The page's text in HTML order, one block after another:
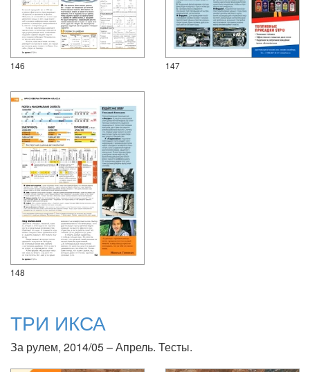
146 147
148
ТРИ ИКСА
За рулем, 2014/05 – Апрель. Тесты.